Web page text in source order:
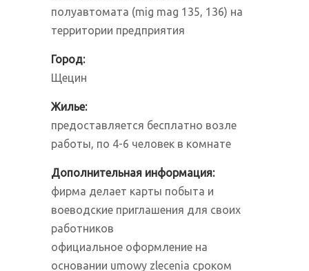
полуавтомата (mig mag 135, 136) на
территории предприятия
Город:
Щецин
Жилье:
предоставляется бесплатно возле
работы, по 4-6 человек в комнате
Дополнительная информация:
фирма делает карты побыта и
воеводские приглашения для своих
работников
официальное оформление на
основании umowy zlecenia сроком